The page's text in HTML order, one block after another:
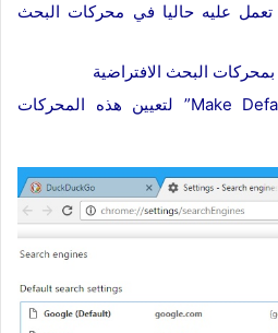
عليه حاليا في محركات البحث
البحث الافتراضية
قم بالنقر على “Make Default” لتعيين هذه المحركات